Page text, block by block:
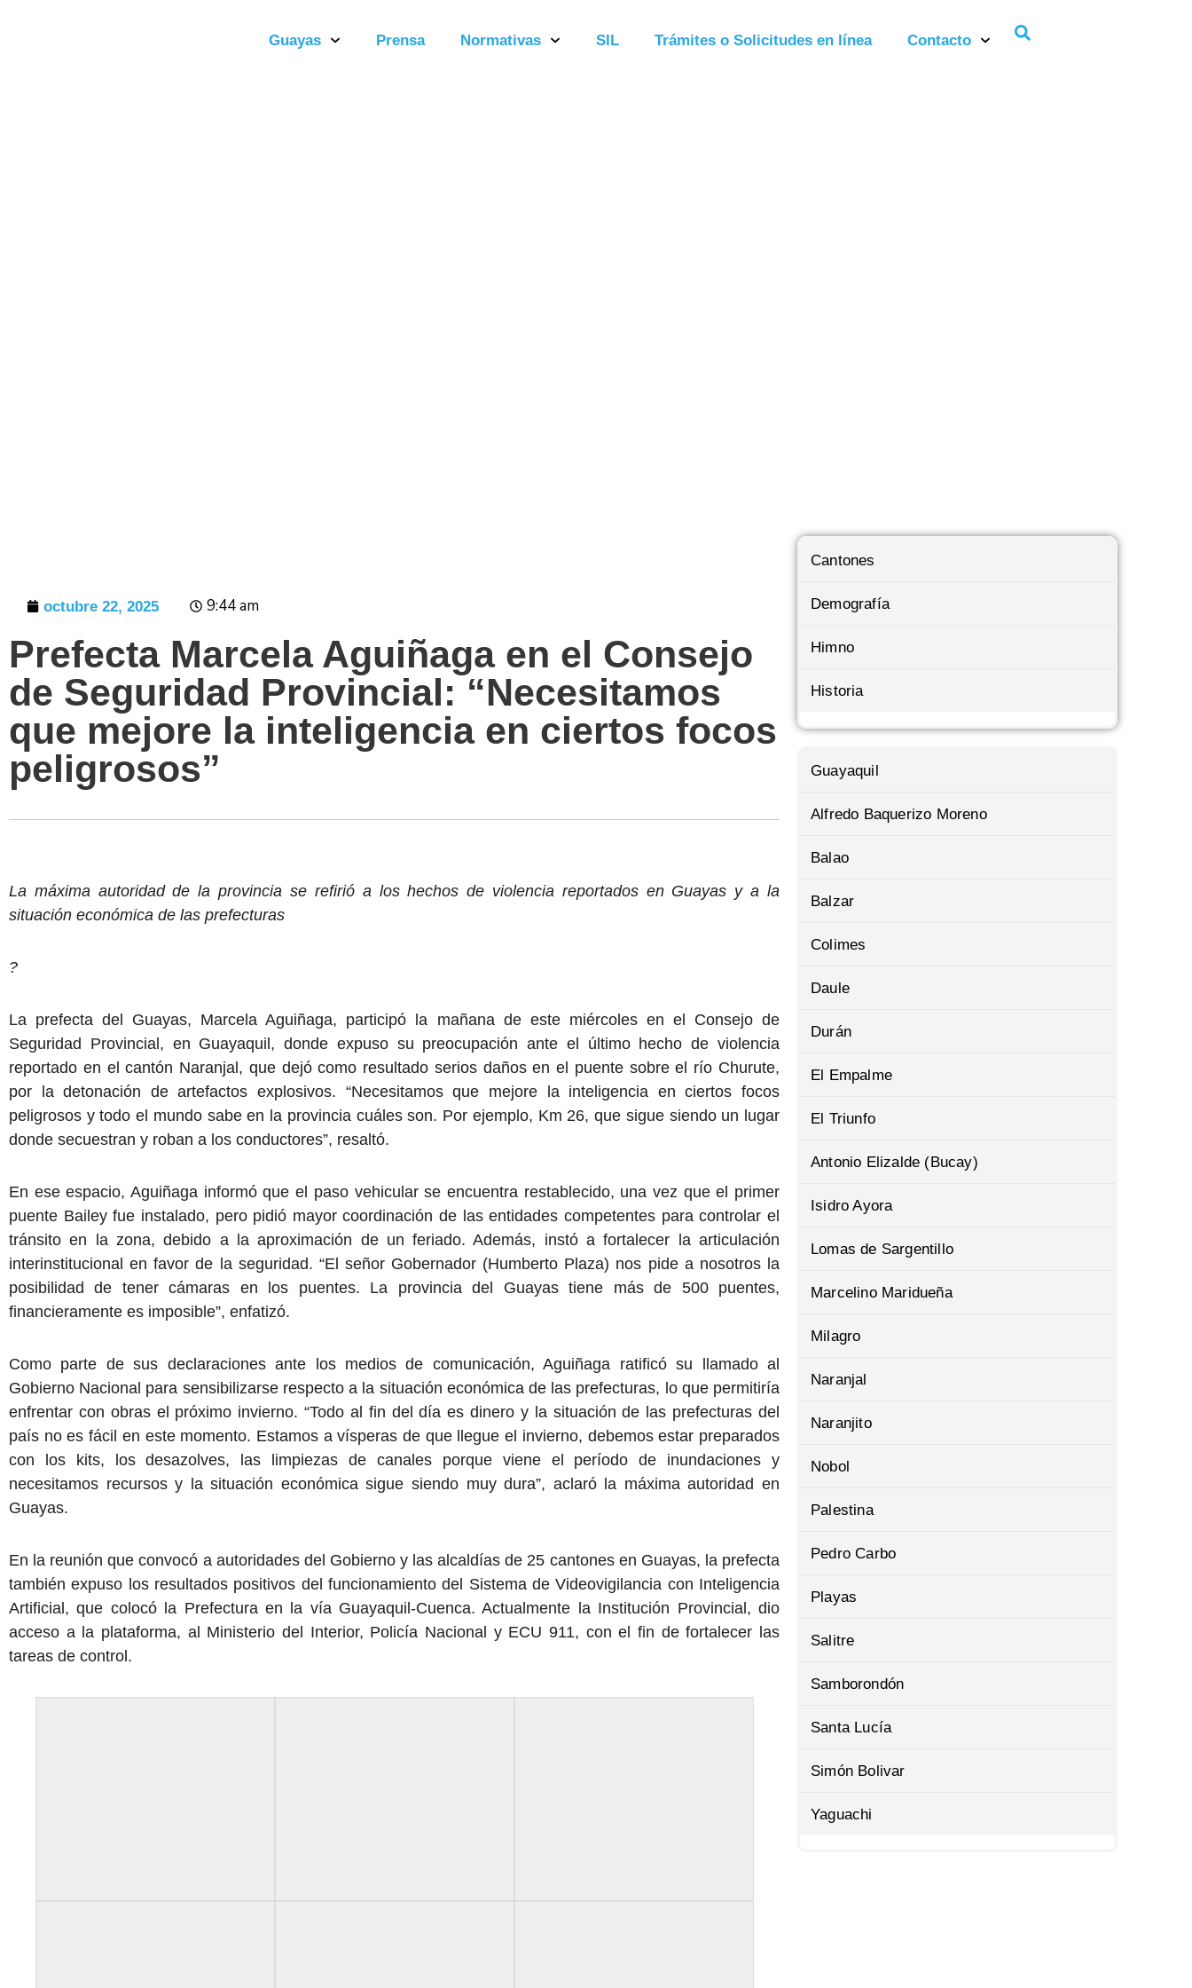
Guayas Prensa Normativas SIL Trámites o Solicitudes en línea Contacto
octubre 22, 2025 9:44 am
Prefecta Marcela Aguiñaga en el Consejo
de Seguridad Provincial: “Necesitamos
que mejore la inteligencia en ciertos focos
peligrosos”
La máxima autoridad de la provincia se refirió a los hechos de violencia reportados en Guayas y a la
situación económica de las prefecturas
?
La prefecta del Guayas, Marcela Aguiñaga, participó la mañana de este miércoles en el Consejo de
Seguridad Provincial, en Guayaquil, donde expuso su preocupación ante el último hecho de violencia
reportado en el cantón Naranjal, que dejó como resultado serios daños en el puente sobre el río Churute,
por la detonación de artefactos explosivos. “Necesitamos que mejore la inteligencia en ciertos focos
peligrosos y todo el mundo sabe en la provincia cuáles son. Por ejemplo, Km 26, que sigue siendo un lugar
donde secuestran y roban a los conductores”, resaltó.
En ese espacio, Aguiñaga informó que el paso vehicular se encuentra restablecido, una vez que el primer
puente Bailey fue instalado, pero pidió mayor coordinación de las entidades competentes para controlar el
tránsito en la zona, debido a la aproximación de un feriado. Además, instó a fortalecer la articulación
interinstitucional en favor de la seguridad. “El señor Gobernador (Humberto Plaza) nos pide a nosotros la
posibilidad de tener cámaras en los puentes. La provincia del Guayas tiene más de 500 puentes,
financieramente es imposible”, enfatizó.
Como parte de sus declaraciones ante los medios de comunicación, Aguiñaga ratificó su llamado al
Gobierno Nacional para sensibilizarse respecto a la situación económica de las prefecturas, lo que permitiría
enfrentar con obras el próximo invierno. “Todo al fin del día es dinero y la situación de las prefecturas del
país no es fácil en este momento. Estamos a vísperas de que llegue el invierno, debemos estar preparados
con los kits, los desazolves, las limpiezas de canales porque viene el período de inundaciones y
necesitamos recursos y la situación económica sigue siendo muy dura”, aclaró la máxima autoridad en
Guayas.
En la reunión que convocó a autoridades del Gobierno y las alcaldías de 25 cantones en Guayas, la prefecta
también expuso los resultados positivos del funcionamiento del Sistema de Videovigilancia con Inteligencia
Artificial, que colocó la Prefectura en la vía Guayaquil-Cuenca. Actualmente la Institución Provincial, dio
acceso a la plataforma, al Ministerio del Interior, Policía Nacional y ECU 911, con el fin de fortalecer las
tareas de control.
Cantones
Demografía
Himno
Historia
Guayaquil
Alfredo Baquerizo Moreno
Balao
Balzar
Colimes
Daule
Durán
El Empalme
El Triunfo
Antonio Elizalde (Bucay)
Isidro Ayora
Lomas de Sargentillo
Marcelino Maridueña
Milagro
Naranjal
Naranjito
Nobol
Palestina
Pedro Carbo
Playas
Salitre
Samborondón
Santa Lucía
Simón Bolivar
Yaguachi